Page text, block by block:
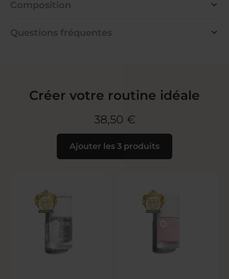
Composition
Questions fréquentes
Créer votre routine idéale
38,50 €
Ajouter les 3 produits